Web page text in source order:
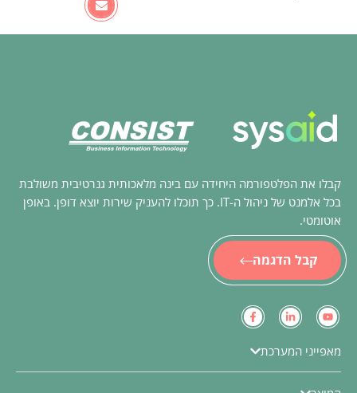
קבלו את הפלטפורמה היחידה עם בינה מלאכותית גנרטיבית משולבת
בכל אלמנט של ניהול ה-IT. כך תוכלו להעניק שירות יוצא דופן. באופן
אוטומטי.
קבל הדגמה
מאפייני המערכת